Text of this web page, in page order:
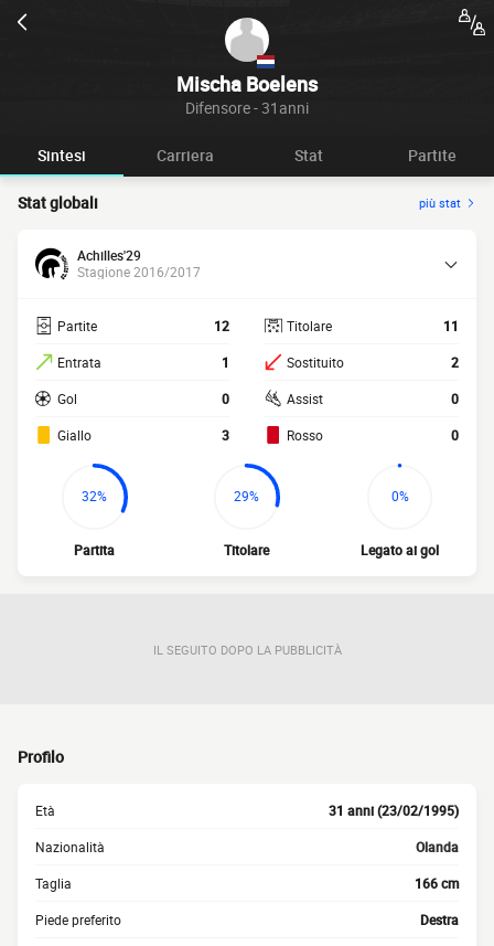
Mischa Boelens
Difensore - 31anni
Sintesi Carriera Stat Partite
Stat globali più stat
Achilles'29
Stagione 2016/2017
Partite 12
Entrata 1
Gol 0
Giallo 3
Titolare 11
Sostituito 2
Assist 0
Rosso 0
32%
Partita
29%
Titolare
0%
Legato ai gol
IL SEGUITO DOPO LA PUBBLICITÀ
Profilo
Età 31 anni (23/02/1995)
Nazionalità Olanda
Taglia 166 cm
Piede preferito Destra